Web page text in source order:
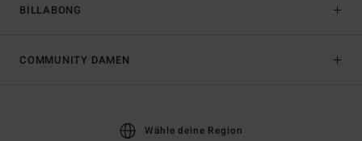
BILLABONG
COMMUNITY DAMEN
Wähle deine Region